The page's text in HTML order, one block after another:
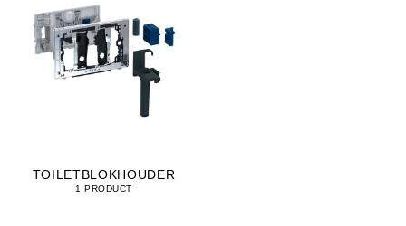
TOILETBLOKHOUDER
1 PRODUCT